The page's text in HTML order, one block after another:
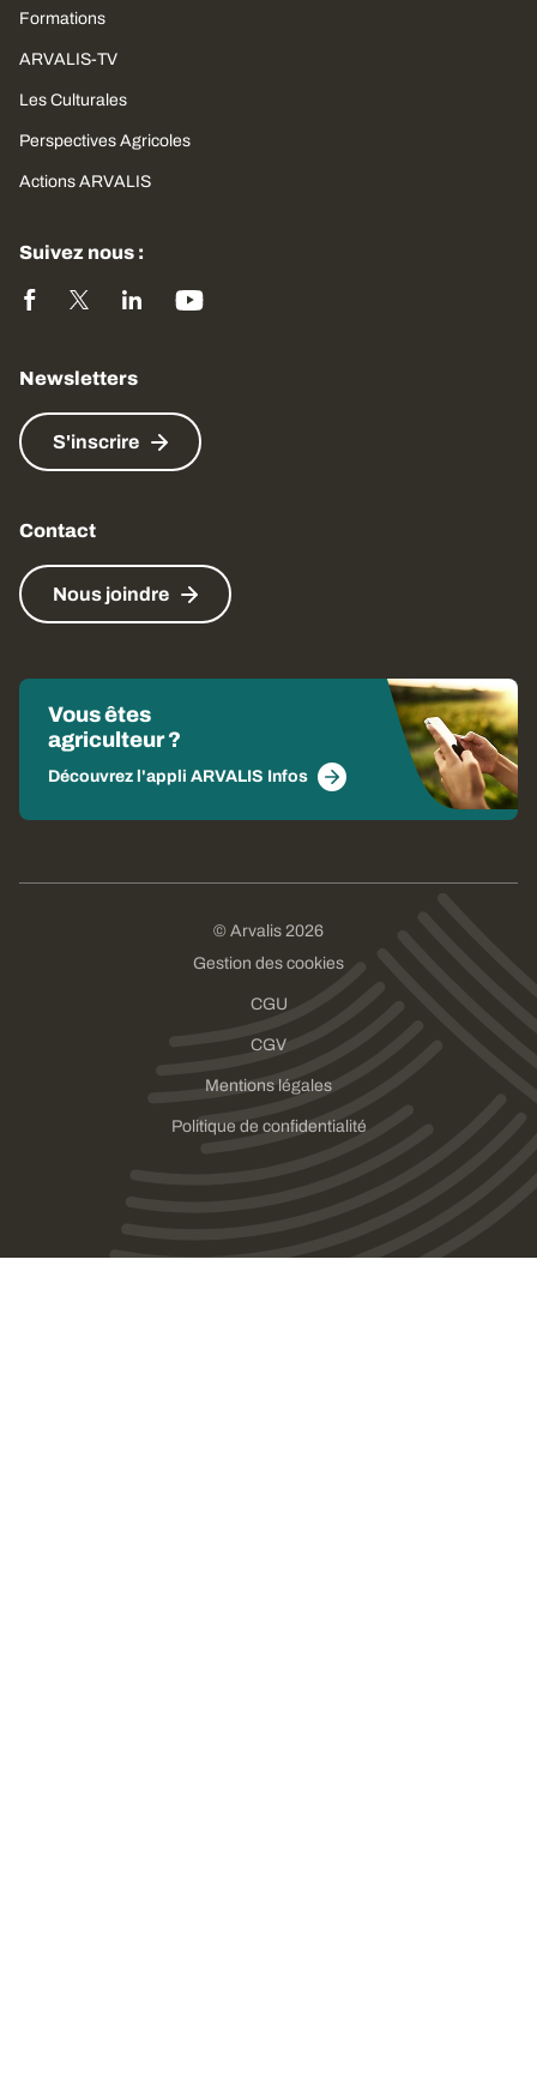
Formations
ARVALIS-TV
Les Culturales
Perspectives Agricoles
Actions ARVALIS
Suivez nous :
Newsletters
S'inscrire
Contact
Nous joindre
Vous êtes
agriculteur ?
Découvrez l'appli ARVALIS Infos
© Arvalis 2026
Gestion des cookies
CGU
CGV
Mentions légales
Politique de confidentialité